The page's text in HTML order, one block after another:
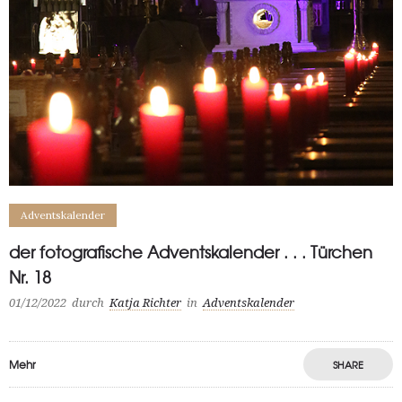
Adventskalender
der fotografische Adventskalender . . . Türchen
Nr. 18
01/12/2022 durch Katja Richter in Adventskalender
Mehr SHARE